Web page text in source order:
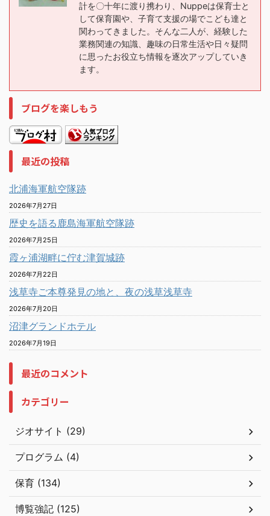
計を〇十年に渡り携わり、Nuppeは保育士と
して保育園や、子育て支援の場でこども達と
関わってきました。そんな二人が、経験した
業務関連の知識、趣味の日常生活や日々疑問
に思ったお役立ち情報を逐次アップしていき
ます。
ブログを楽しもう
最近の投稿
北浦海軍航空隊跡
2026年7月27日
歴史を語る鹿島海軍航空隊跡
2026年7月25日
霞ヶ浦湖畔に佇む津賀城跡
2026年7月22日
浅草寺ご本尊発見の地と、夜の浅草浅草寺
2026年7月20日
沼津グランドホテル
2026年7月19日
最近のコメント
カテゴリー
ジオサイト (29)
プログラム (4)
保育 (134)
博覧強記 (125)